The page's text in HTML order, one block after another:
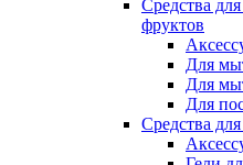
Средства
фруктов
Для
Для
Для
Средства